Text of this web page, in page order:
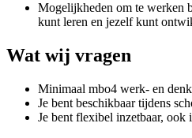
Mogelijkheden om te werken
kunt leren en jezelf kunt
Wat wij vragen
Minimaal mbo4 werk- en
Je bent beschikbaar tijdens
Je bent flexibel inzetbaar, ook